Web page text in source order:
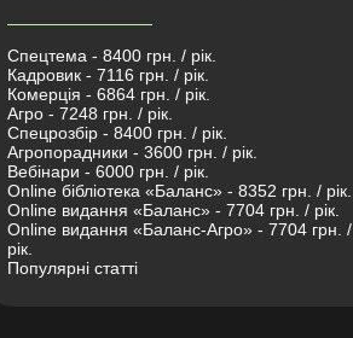
Спецтема - 8400 грн. / рік.
Кадровик - 7116 грн. / рік.
Комерція - 6864 грн. / рік.
Агро - 7248 грн. / рік.
Спецрозбір - 8400 грн. / рік.
Агропорадники - 3600 грн. / рік.
Вебінари - 6000 грн. / рік.
Online бібліотека «Баланс» - 8352 грн. / рік.
Online видання «Баланс» - 7704 грн. / рік.
Online видання «Баланс-Агро» - 7704 грн. /
рік.
Популярні статті